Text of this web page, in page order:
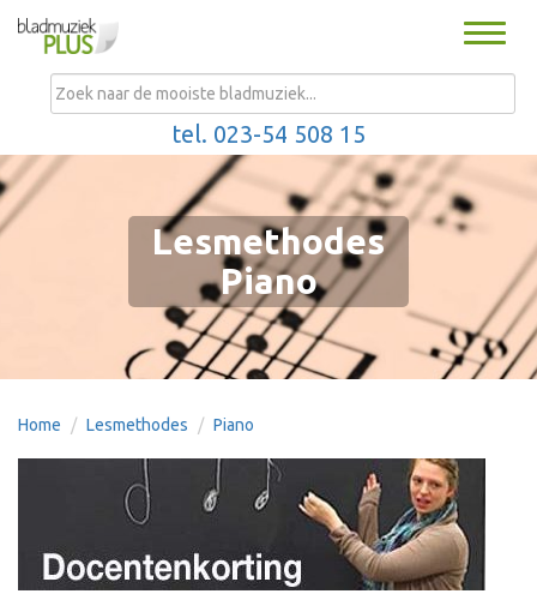
Toggle
tel. 023-54 508 15
MENU
Lesmethodes
Piano
Home Lesmethodes Piano